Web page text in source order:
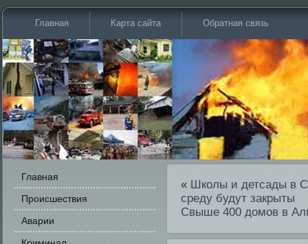
Главная Карта сайта Обратная связь
Главная
Происшестви­я
Аварии
« Школы и детсады в
среду будут закрыты
Свыше 400 домов в